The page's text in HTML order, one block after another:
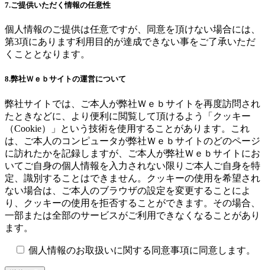
7.ご提供いただく情報の任意性
個人情報のご提供は任意ですが、同意を頂けない場合には、
第3項にあります利用目的が達成できない事をご了承いただ
くこととなります。
8.弊社Ｗｅｂサイトの運営について
弊社サイトでは、ご本人が弊社Ｗｅｂサイトを再度訪問され
たときなどに、より便利に閲覧して頂けるよう「クッキー
（Cookie）」という技術を使用することがあります。これ
は、ご本人のコンピュータが弊社Ｗｅｂサイトのどのページ
に訪れたかを記録しますが、ご本人が弊社Ｗｅｂサイトにお
いてご自身の個人情報を入力されない限りご本人ご自身を特
定、識別することはできません。クッキーの使用を希望され
ない場合は、ご本人のブラウザの設定を変更することによ
り、クッキーの使用を拒否することができます。その場合、
一部または全部のサービスがご利用できなくなることがあり
ます。
個人情報のお取扱いに関する同意事項に同意します。